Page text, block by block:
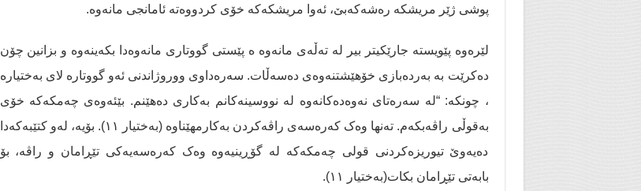
پوشی ژێر مریشکە رەشەکەبێ، ئەوا مریشکەکە خۆی کردووەتە ئامانجی مانەوە.
لێرەوە پێویستە جارێکیتر بیر لە تەڵەی مانەوە ە پێستی گووتاری مانەوەدا بکەینەوە و بزانین چۆن
دەکرێت بە بەردەبازی خۆهێشتنەوەی دەسەڵات. سەرەداوی ووروژاندنی ئەو گووتارە لای بەختیارە
، چونکە: “لە سەرەتای نەوەدەکانەوە لە نووسینەکانم بەکاری دەهێنم. بێئەوەی چەمکەکە خۆی
بەقوڵی راڤەبکەم. تەنها وەک کەرەسەی راڤەکردن بەکارمهێناوە (بەختیار ١١). بۆیە، لەو کتێبەکەدا
دەیەوێ تیوریزەکردنی قولی چەمکەکە لە گۆڕینیەوە وەک کەرەسەیەکی تێڕامان و راڤە، بۆ
بابەتی تێڕامان بکات(بەختیار ١١).